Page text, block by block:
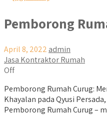
Pemborong
April 8, 2022 admin
Jasa Kontraktor Rumah
Off
Pemborong Rumah Curug:
Khayalan pada Qyusi
Pemborong Rumah Curug –